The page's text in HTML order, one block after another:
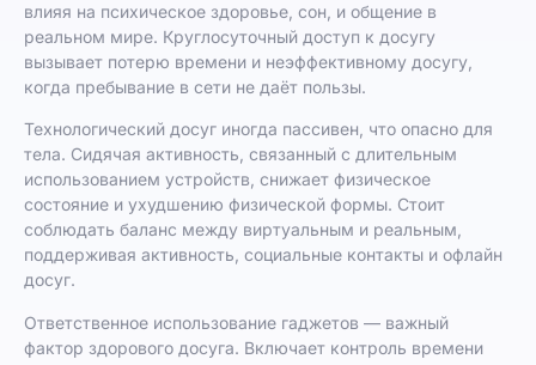
влияя на психическое здоровье, сон, и общение в
реальном мире. Круглосуточный доступ к досугу
вызывает потерю времени и неэффективному досугу,
когда пребывание в сети не даёт пользы.
Технологический досуг иногда пассивен, что опасно для
тела. Сидячая активность, связанный с длительным
использованием устройств, снижает физическое
состояние и ухудшению физической формы. Стоит
соблюдать баланс между виртуальным и реальным,
поддерживая активность, социальные контакты и офлайн
досуг.
Ответственное использование гаджетов — важный
фактор здорового досуга. Включает контроль времени